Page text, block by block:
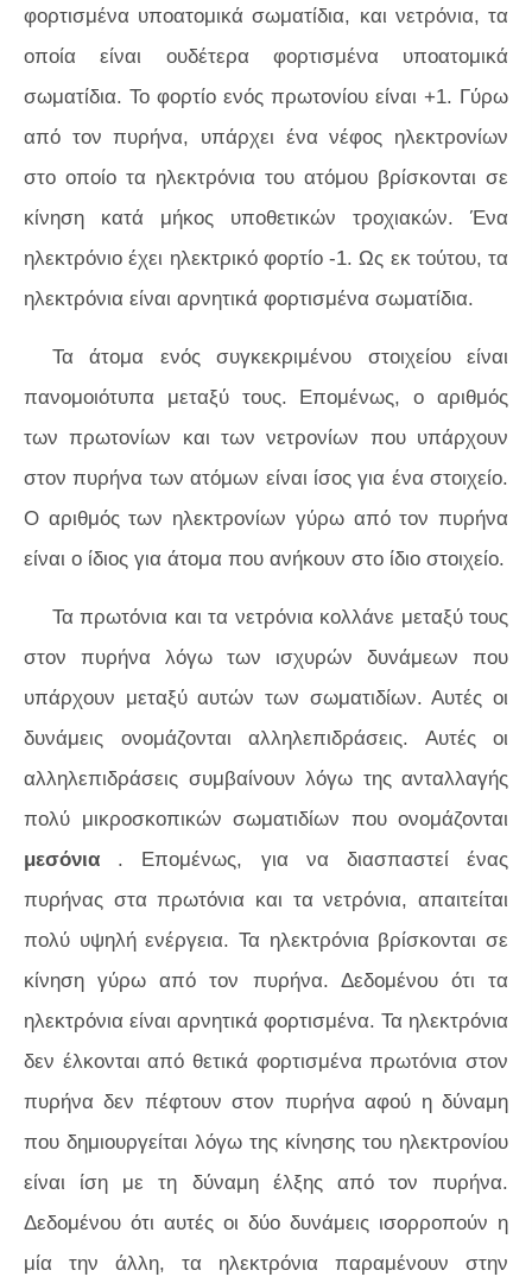
φορτισμένα υποατομικά σωματίδια, και νετρόνια, τα
οποία είναι ουδέτερα φορτισμένα υποατομικά
σωματίδια. Το φορτίο ενός πρωτονίου είναι +1. Γύρω
από τον πυρήνα, υπάρχει ένα νέφος ηλεκτρονίων
στο οποίο τα ηλεκτρόνια του ατόμου βρίσκονται σε
κίνηση κατά μήκος υποθετικών τροχιακών. Ένα
ηλεκτρόνιο έχει ηλεκτρικό φορτίο -1. Ως εκ τούτου, τα
ηλεκτρόνια είναι αρνητικά φορτισμένα σωματίδια.
Τα άτομα ενός συγκεκριμένου στοιχείου είναι
πανομοιότυπα μεταξύ τους. Επομένως, ο αριθμός
των πρωτονίων και των νετρονίων που υπάρχουν
στον πυρήνα των ατόμων είναι ίσος για ένα στοιχείο.
Ο αριθμός των ηλεκτρονίων γύρω από τον πυρήνα
είναι ο ίδιος για άτομα που ανήκουν στο ίδιο στοιχείο.
Τα πρωτόνια και τα νετρόνια κολλάνε μεταξύ τους
στον πυρήνα λόγω των ισχυρών δυνάμεων που
υπάρχουν μεταξύ αυτών των σωματιδίων. Αυτές οι
δυνάμεις ονομάζονται αλληλεπιδράσεις. Αυτές οι
αλληλεπιδράσεις συμβαίνουν λόγω της ανταλλαγής
πολύ μικροσκοπικών σωματιδίων που ονομάζονται
μεσόνια . Επομένως, για να διασπαστεί ένας
πυρήνας στα πρωτόνια και τα νετρόνια, απαιτείται
πολύ υψηλή ενέργεια. Τα ηλεκτρόνια βρίσκονται σε
κίνηση γύρω από τον πυρήνα. Δεδομένου ότι τα
ηλεκτρόνια είναι αρνητικά φορτισμένα. Τα ηλεκτρόνια
δεν έλκονται από θετικά φορτισμένα πρωτόνια στον
πυρήνα δεν πέφτουν στον πυρήνα αφού η δύναμη
που δημιουργείται λόγω της κίνησης του ηλεκτρονίου
είναι ίση με τη δύναμη έλξης από τον πυρήνα.
Δεδομένου ότι αυτές οι δύο δυνάμεις ισορροπούν η
μία την άλλη, τα ηλεκτρόνια παραμένουν στην